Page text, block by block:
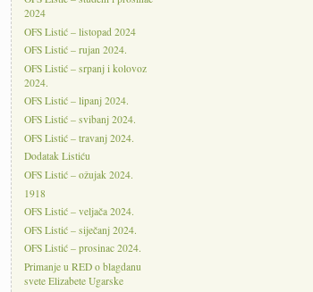
2024
OFS Listić – listopad 2024
OFS Listić – rujan 2024.
OFS Listić – srpanj i kolovoz
2024.
OFS Listić – lipanj 2024.
OFS Listić – svibanj 2024.
OFS Listić – travanj 2024.
Dodatak Listiću
OFS Listić – ožujak 2024.
1918
OFS Listić – veljača 2024.
OFS Listić – siječanj 2024.
OFS Listić – prosinac 2024.
Primanje u RED o blagdanu
svete Elizabete Ugarske